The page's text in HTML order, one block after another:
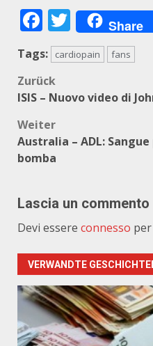
Facebook
Twitter
Share
Tags: cardiopain fans
Zurück
ISIS – Nuovo video di
Weiter
Australia – ADL:
bomba
Lascia un commento
Devi essere connesso
VERWANDTE